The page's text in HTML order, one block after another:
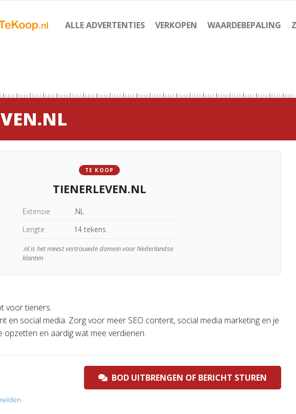
ALLE ADVERTENTIES VERKOPEN WAARDEBEPALING
TE KOOP
TIENERLEVEN.NL
Extensie
.NL
Lengte
14 tekens
.nl is het meest vertrouwde domein voor Nederlandse
klanten
voor tieners.
en social media. Zorg voor meer SEO content, social media marketing en je
opzetten en aardig wat mee verdienen.
BOD UITBRENGEN OF BERICHT STUREN